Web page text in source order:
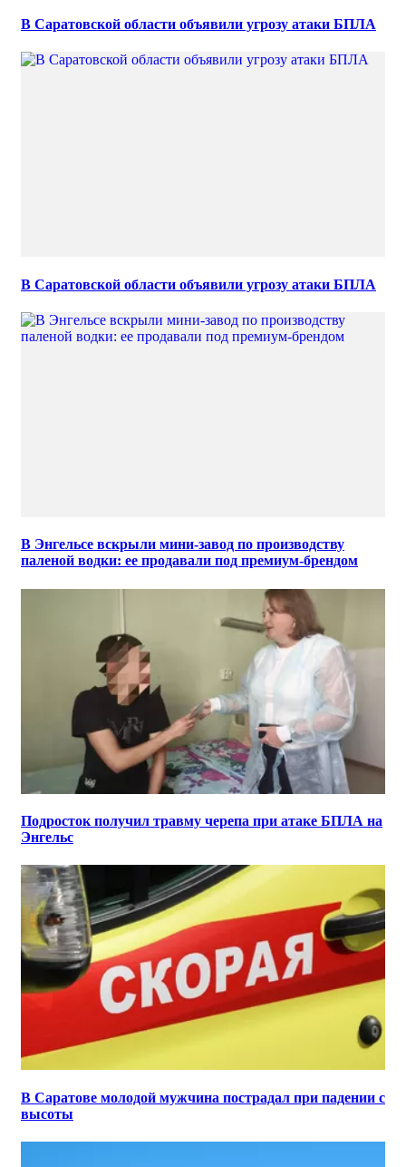
В Саратовской области объявили угрозу атаки БПЛА
В Саратовской области объявили угрозу атаки БПЛА
В Энгельсе вскрыли мини-завод по производству
паленой водки: ее продавали под премиум-брендом
Подросток получил травму черепа при атаке БПЛА на
Энгельс
В Саратове молодой мужчина пострадал при падении с
высоты